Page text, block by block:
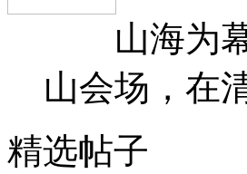
山海为幕
山会场，在
精选帖子